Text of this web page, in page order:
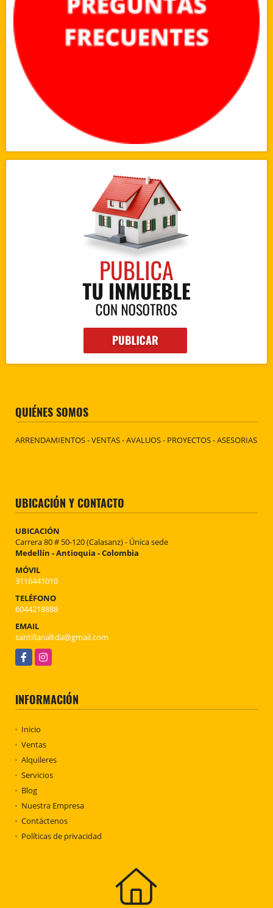
QUIÉNES SOMOS
ARRENDAMIENTOS - VENTAS - AVALUOS - PROYECTOS - ASESORIAS
UBICACIÓN Y CONTACTO
UBICACIÓN
Carrera 80 # 50-120 (Calasanz) - Única sede
Medellín - Antioquia - Colombia
MÓVIL
3116441010
TELÉFONO
6044218888
EMAIL
santillanaltda@gmail.com
FacebookInstagram
INFORMACIÓN
Inicio
Ventas
Alquileres
Servicios
Blog
Nuestra Empresa
Contáctenos
Políticas de privacidad